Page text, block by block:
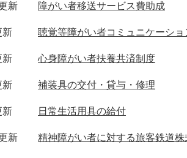
新 障がい者移送サービス費助成
新 聴覚等障がい者コミュニケーショ
新 心身障がい者扶養共済制度
新 補装具の交付・貸与・修理
新 日常生活用具の給付
新 精神障がい者に対する旅客鉄道